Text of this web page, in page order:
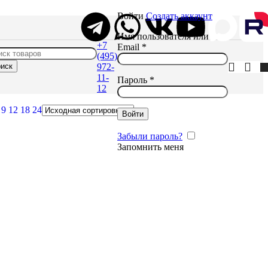
+7
(495)
972-
11-
12
Войти Создать аккаунт
Имя пользователя или
Email *
Пароль *
Войти
Забыли пароль?
Запомнить меня
9 12 18 24